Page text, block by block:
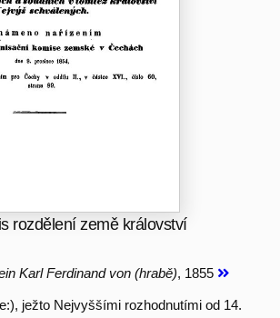
rozdělení země království
Karl Ferdinand von (hrabě), 1855
ježto Nejvyššími rozhodnutími od 14.